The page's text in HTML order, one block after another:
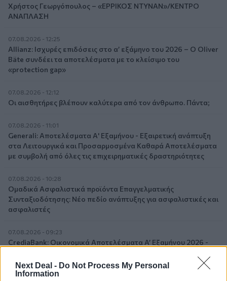
Next Deal - Do Not Process My Personal
Information
Χρήστος Γεωργόπουλος – «ΕΡΡΙΚΟΣ ΝΤΥΝΑΝ»/ΚΕΝΤΡΟ
ΑΝΑΠΛΑΣΗ
07.08.2026 - 12:25
Allianz: Ισχυρές επιδόσεις στο α’ εξάμηνο του 2026 – Ο Oliver
Bäte συνδέει τα αποτελέσματα με το κλείσιμο του
«protection gap»
07.08.2026 - 12:12
Οι αισθητήρες βλέπουν καλύτερα από τον άνθρωπο. Πάντα;
07.08.2026 - 11:01
Generali: Αποτελέσματα Α' Εξαμήνου - Εξαιρετική ανάπτυξη
στα Λειτουργικά και Προσαρμοσμένα Καθαρά Αποτελέσματα
με συμβολή από όλες τις επιχειρηματικές δραστηριότητες
07.08.2026 - 10:28
Ομαδικά Ασφαλιστικά προϊόντα Επαγγελματικής
Συνταξιοδότησης: Νέο πεδίο ανάπτυξης για ασφαλιστικές και
ασφαλιστές
07.08.2026 - 09:23
CrediaBank: Οικονομικά Αποτελέσματα A’ Εξαμήνου 2026 -
07.08.2026 - 08:45